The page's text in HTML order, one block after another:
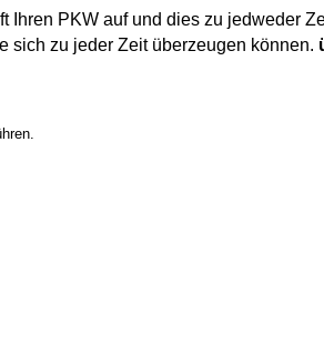
Ihren PKW auf und dies zu jedweder Zeit.
sich zu jeder Zeit überzeugen können.